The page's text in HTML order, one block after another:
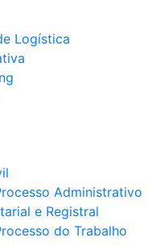
Logística
Administrativo
e Registral
do Trabalho